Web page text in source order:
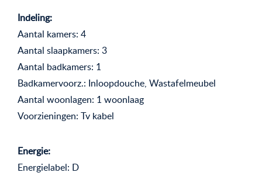
Indeling:
Aantal kamers: 4
Aantal slaapkamers: 3
Aantal badkamers: 1
Badkamervoorz.: Inloopdouche, Wastafelmeubel
Aantal woonlagen: 1 woonlaag
Voorzieningen: Tv kabel
Energie:
Energielabel: D